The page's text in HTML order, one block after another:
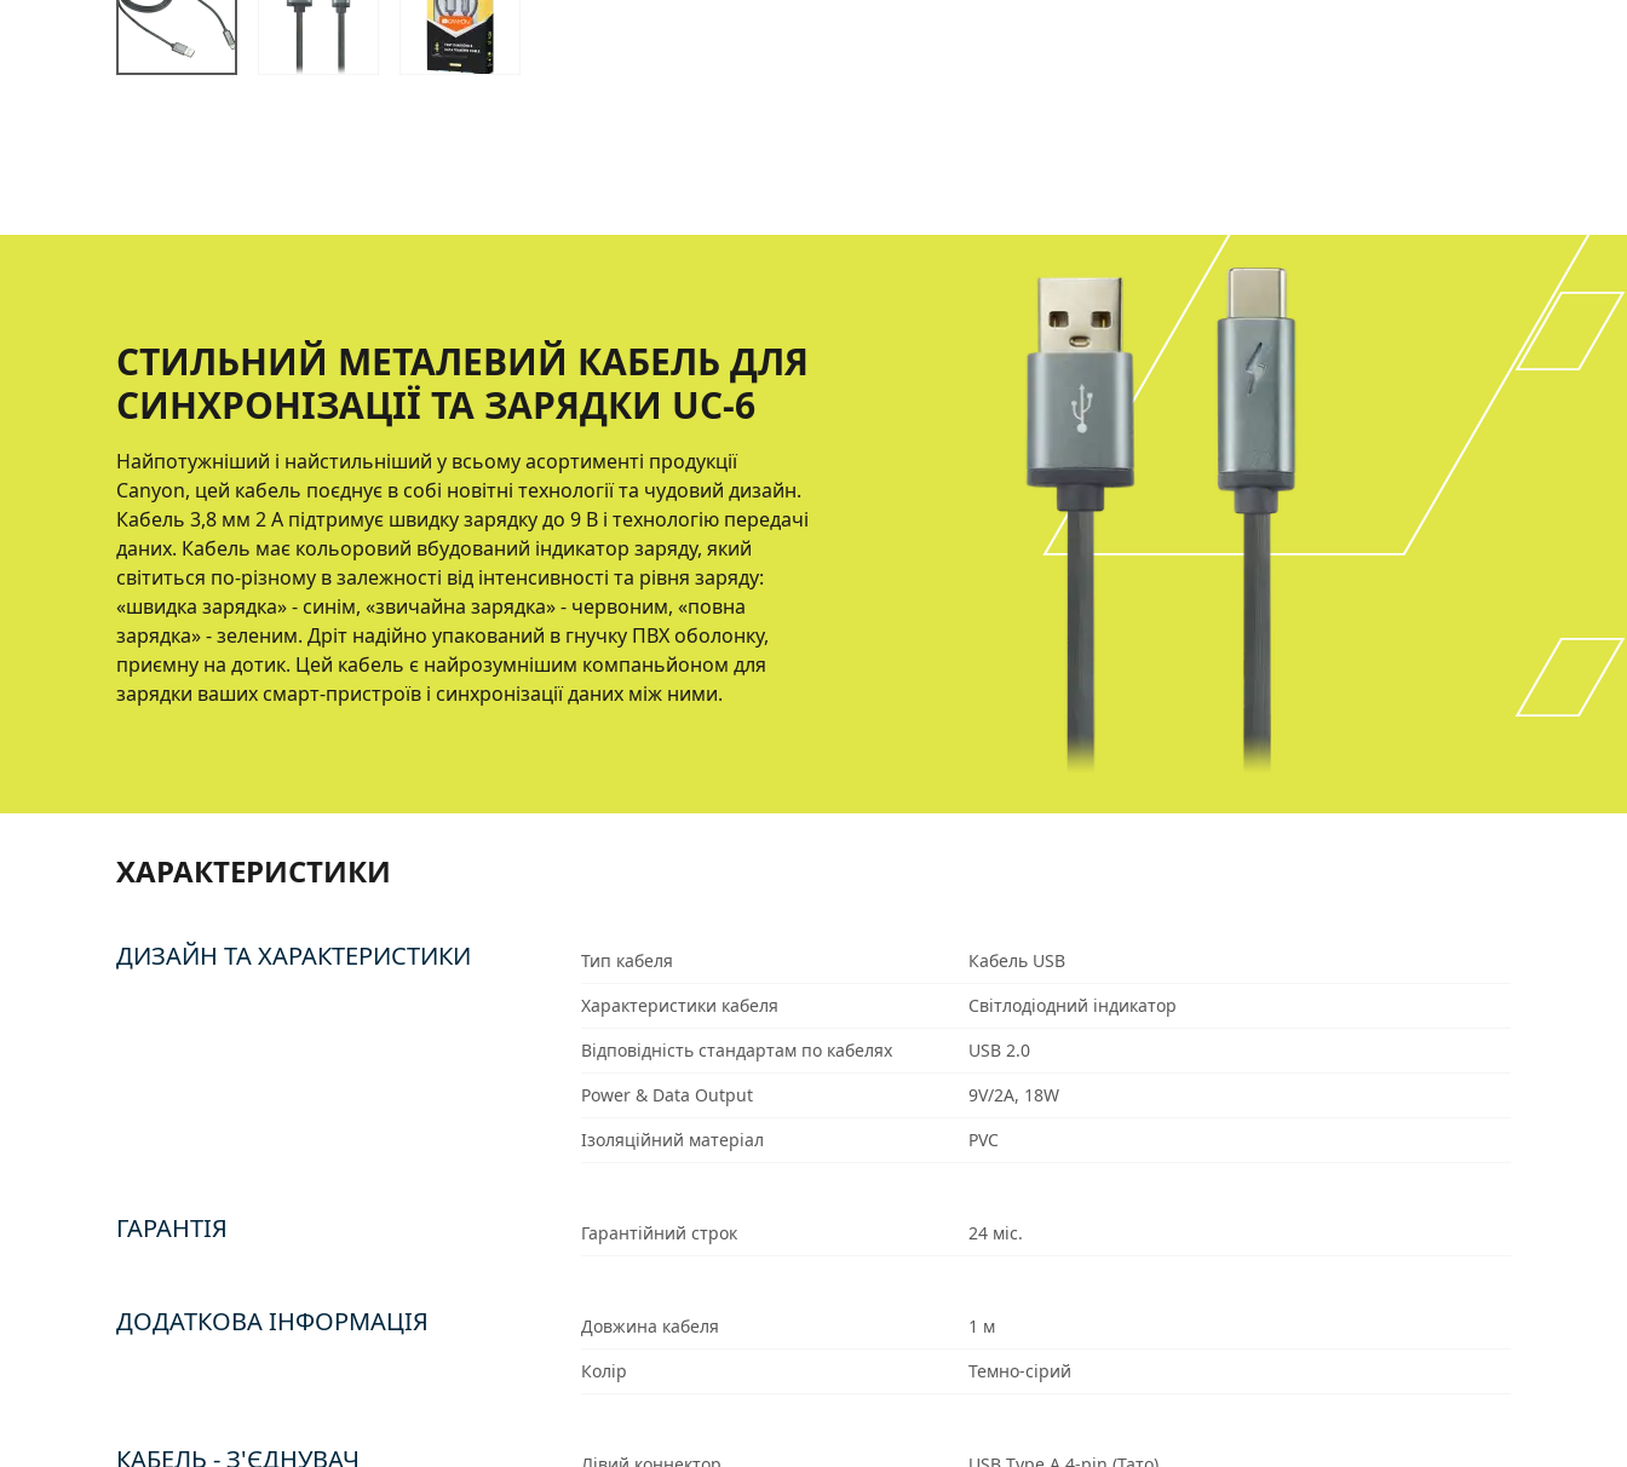
СТИЛЬНИЙ МЕТАЛЕВИЙ КАБЕЛЬ ДЛЯ
СИНХРОНІЗАЦІЇ ТА ЗАРЯДКИ UC-6
Найпотужніший і найстильніший у всьому асортименті продукції
Canyon, цей кабель поєднує в собі новітні технології та чудовий дизайн.
Кабель 3,8 мм 2 А підтримує швидку зарядку до 9 В і технологію передачі
даних. Кабель має кольоровий вбудований індикатор заряду, який
світиться по-різному в залежності від інтенсивності та рівня заряду:
«швидка зарядка» - синім, «звичайна зарядка» - червоним, «повна
зарядка» - зеленим. Дріт надійно упакований в гнучку ПВХ оболонку,
приємну на дотик. Цей кабель є найрозумнішим компаньйоном для
зарядки ваших смарт-пристроїв і синхронізації даних між ними.
ХАРАКТЕРИСТИКИ
ДИЗАЙН ТА ХАРАКТЕРИСТИКИ Тип кабеля
Кабель USB
Характеристики кабеля
Світлодіодний індикатор
Відповідність стандартам по кабелях
USB 2.0
Power & Data Output
9V/2A, 18W
Ізоляційний матеріал
PVC
ГАРАНТІЯ Гарантійний строк 24 міс.
ДОДАТКОВА ІНФОРМАЦІЯ Довжина кабеля
1 м
Колір
Темно-сірий
КАБЕЛЬ - З'ЄДНУВАЧ